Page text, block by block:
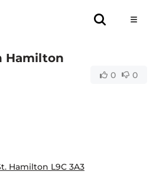
Hamilton
0 0
Hamilton L9C 3A3